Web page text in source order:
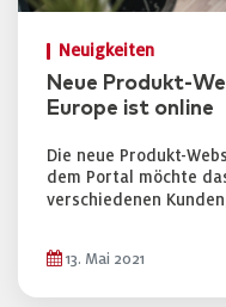
Neuigkeiten
Neue Produkt-
Europe ist online
Die neue Produkt-
dem Portal möchte
verschiedenen
13. Mai 2021